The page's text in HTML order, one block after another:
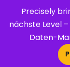
Precisely
nächste Level
Daten-